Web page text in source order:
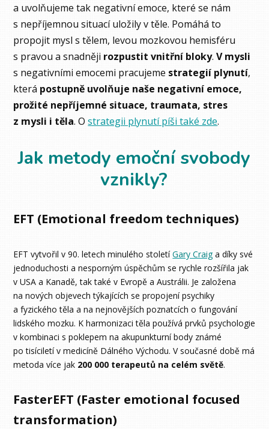
a uvolňujeme tak negativní emoce, které se nám
s nepříjemnou situací uložily v těle. Pomáhá to
propojit mysl s tělem, levou mozkovou hemisféru
s pravou a snadněji rozpustit vnitřní bloky.V mysli
s negativními emocemi pracujeme strategií plynutí,
která postupně uvolňuje naše negativní emoce,
prožité nepříjemné situace, traumata, stres
z mysli i těla. Ostrategii plynutí píši také zde.
Jak metody emoční svobody
vznikly?
EFT (Emotional freedom techniques)
EFT vytvořil v 90. letech minulého stoletíGary Craiga díky své
jednoduchosti a nesporným úspěchům se rychle rozšířila jak
v USA a Kanadě, tak také v Evropě a Austrálii. Je založena
na nových objevech týkajících se propojení psychiky
a fyzického těla a na nejnovějších poznatcích o fungování
lidského mozku. K harmonizaci těla používá prvků psychologie
v kombinaci s poklepem na akupunkturní body známé
po tisíciletí v medicíně Dálného Východu. V současné době má
metoda více jak 200 000 terapeutů na celém světě.
FasterEFT (Faster emotional focused
transformation)